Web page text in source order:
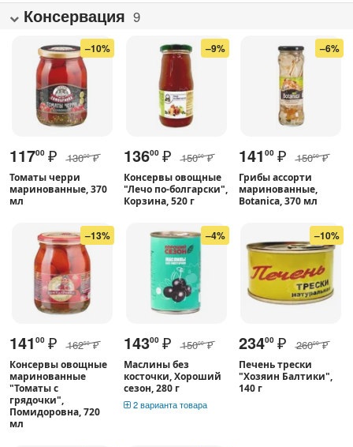
Консервация 9
–10%
11700 ₽ 13000 ₽
Томаты черри
маринованные, 370
мл
–9%
13600 ₽ 15000 ₽
Консервы овощные
"Лечо по-болгарски",
Корзина, 520 г
–6%
141 00 ₽ 15000 ₽
Грибы ассорти
маринованные,
Botanica, 370 мл
–13%
141 00 ₽ 16250 ₽
Консервы овощные
маринованные
"Томаты с
грядочки",
Помидоровна, 720
мл
–4%
14300 ₽ 15000 ₽
Маслины без
косточки, Хороший
сезон, 280 г
2 варианта товара
–10%
23400 ₽ 26000 ₽
Печень трески
"Хозяин Балтики",
140 г